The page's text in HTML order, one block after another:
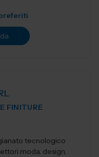
FINITURE
tecnologico
moda, design,